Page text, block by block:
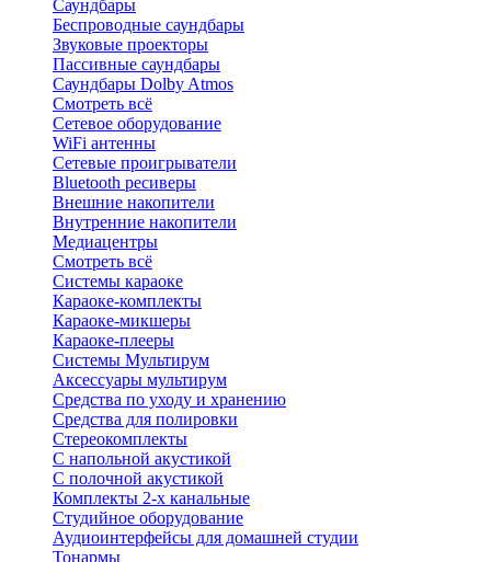
Саундбары
Беспроводные саундбары
Звуковые проекторы
Пассивные саундбары
Саундбары Dolby Atmos
Смотреть всё
Сетевое оборудование
WiFi антенны
Сетевые проигрыватели
Bluetooth ресиверы
Внешние накопители
Внутренние накопители
Медиацентры
Смотреть всё
Системы караоке
Караоке-комплекты
Караоке-микшеры
Караоке-плееры
Системы Мультирум
Аксессуары мультирум
Средства по уходу и хранению
Средства для полировки
Стереокомплекты
C напольной акустикой
C полочной акустикой
Комплекты 2-х канальные
Студийное оборудование
Аудиоинтерфейсы для домашней студии
Тонармы